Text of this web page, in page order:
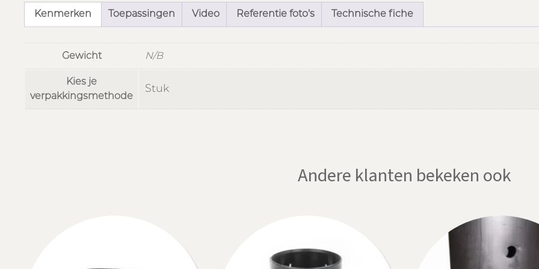
Kenmerken Toepassingen Video Referentie foto's Technische fiche
Gewicht N/B
Kies je
verpakkingsmethode
Stuk
Andere klanten bekeken ook